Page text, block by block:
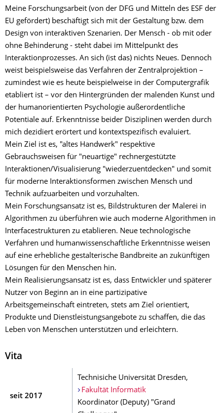
Meine Forschungsarbeit (von der DFG und Mitteln des ESF der
EU gefördert) beschäftigt sich mit der Gestaltung bzw. dem
Design von interaktiven Szenarien. Der Mensch - ob mit oder
ohne Behinderung - steht dabei im Mittelpunkt des
Interaktionprozesses. An sich (ist das) nichts Neues. Dennoch
weist beispielsweise das Verfahren der Zentralprojektion –
zumindest wie es heute beispielweise in der Computergrafik
etabliert ist – vor den Hintergründen der malenden Kunst und
der humanorientierten Psychologie außerordentliche
Potentiale auf. Erkenntnisse beider Disziplinen werden durch
mich dezidiert erörtert und kontextspezifisch evaluiert.
Mein Ziel ist es, "altes Handwerk" respektive
Gebrauchsweisen für "neuartige" rechnergestützte
Interaktionen/Visualisierung "wiederzuentdecken" und somit
für moderne Interaktionsformen zwischen Mensch und
Technik aufzuarbeiten und vorzuhalten.
Mein Forschungsansatz ist es, Bildstrukturen der Malerei in
Algorithmen zu überführen wie auch moderne Algorithmen in
Interfacestrukturen zu etablieren. Neue technologische
Verfahren und humanwissenschaftliche Erkenntnisse weisen
auf eine erhebliche gestalterische Bandbreite an zukünftigen
Lösungen für den Menschen hin.
Mein Realisierungsansatz ist es, dass Entwickler und späterer
Nutzer von Beginn an in eine partizipative
Arbeitsgemeinschaft eintreten, stets am Ziel orientiert,
Produkte und Dienstleistungsangebote zu schaffen, die das
Leben von Menschen unterstützen und erleichtern.
Vita
seit 2017
Technisiche Universität Dresden,
Fakultät Informatik
Koordinator (Deputy) "Grand